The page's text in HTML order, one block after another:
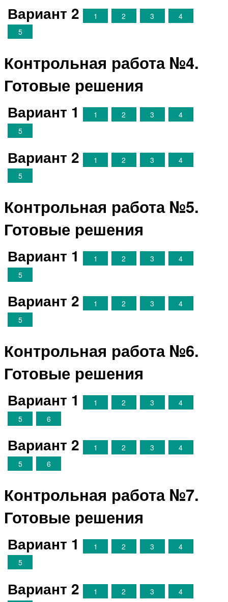
Вариант 2 1 2 3
4
5
Контрольная работа №4.
Готовые решения
Вариант 1 1 2 3
4
5
Вариант 2 1 2 3
4
5
Контрольная работа №5.
Готовые решения
Вариант 1 1 2 3
4
5
Вариант 2 1 2 3
4
5
Контрольная работа №6.
Готовые решения
Вариант 1 1 2 3
4
5
6
Вариант 2 1 2 3
4
5
6
Контрольная работа №7.
Готовые решения
Вариант 1 1 2 3
4
5
Вариант 2 1 2 3
4